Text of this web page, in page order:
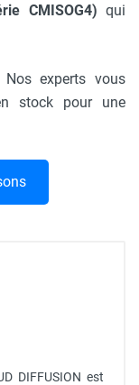
CMISOG4) qui
Nos experts vous
stock pour une
DIFFUSION est